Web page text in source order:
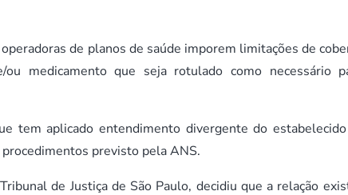
de planos de saúde imporem limitações de
medicamento que seja rotulado como necessário
tem aplicado entendimento divergente do
procedimentos previsto pela ANS.
de Justiça de São Paulo, decidiu que a relação